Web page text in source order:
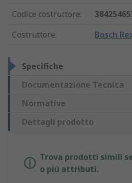
Codice costruttore:
Costruttore: Bosch
Specifiche
Documentazione Tecnica
Normative
Dettagli prodotto
Trova prodotti simili
o più attributi.